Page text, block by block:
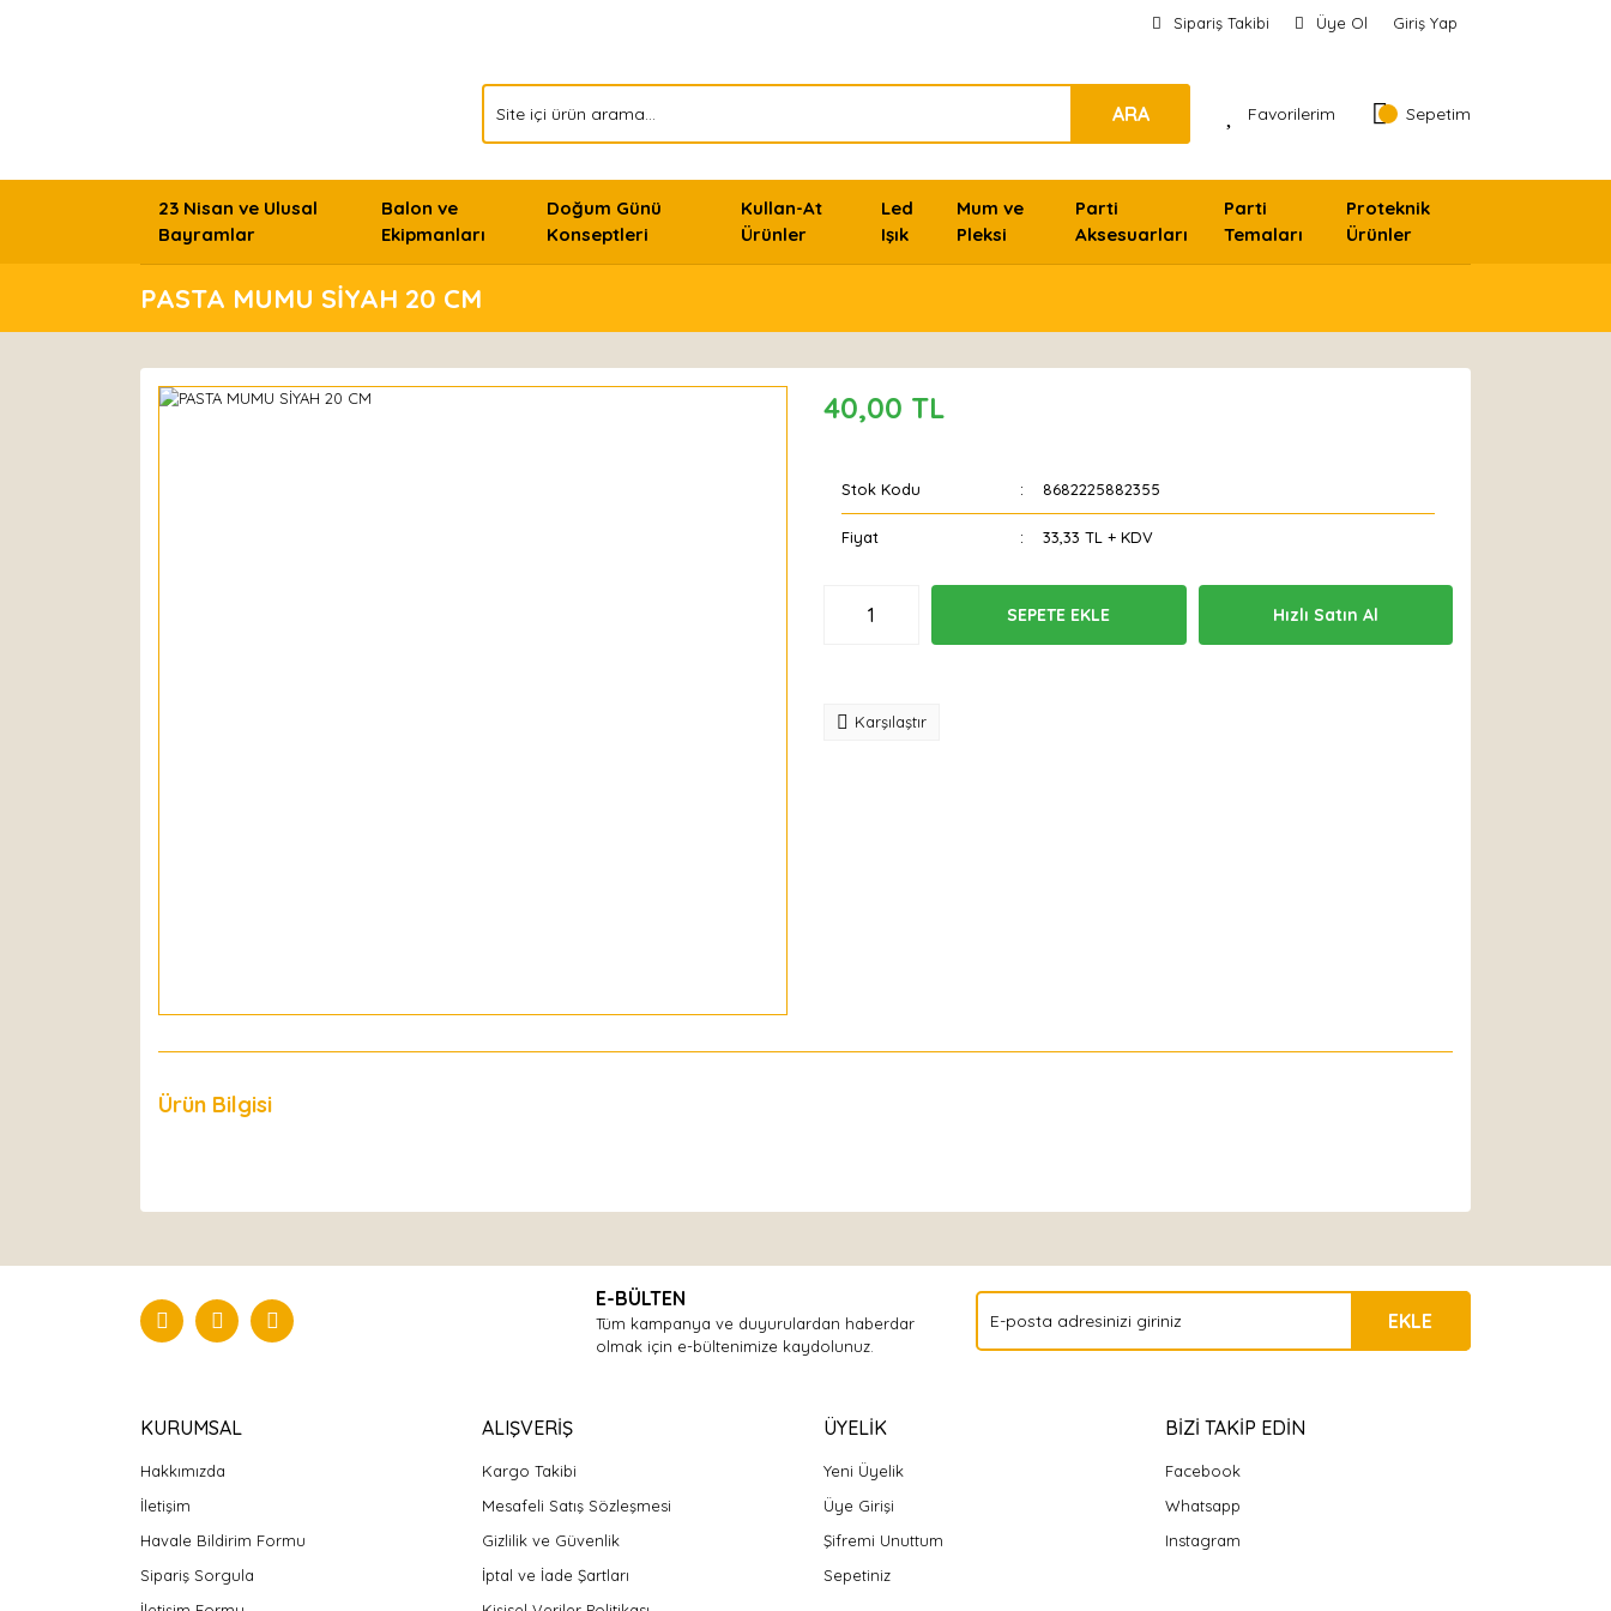
Sipariş Takibi Üye Ol Giriş Yap
ARA Favorilerim Sepetim
23 Nisan ve Ulusal
Bayramlar
Balon ve
Ekipmanları
Doğum Günü
Konseptleri
Kullan-At
Ürünler
Led
Işık
Mum ve
Pleksi
Parti
Aksesuarları
Parti
Temaları
Proteknik
Ürünler
PASTA MUMU SİYAH 20 CM
40,00 TL
Stok Kodu 8682225882355
Fiyat 33,33 TL + KDV
SEPETE EKLE Hızlı Satın Al
Karşılaştır
Ürün Bilgisi
Yorum Yaz
E-BÜLTEN
Tüm kampanya ve duyurulardan haberdar
olmak için e-bültenimize kaydolunuz.
EKLE
KURUMSAL
Hakkımızda
İletişim
Havale Bildirim Formu
Sipariş Sorgula
ALIŞVERİŞ
Kargo Takibi
Mesafeli Satış Sözleşmesi
Gizlilik ve Güvenlik
İptal ve İade Şartları
ÜYELİK
Yeni Üyelik
Üye Girişi
Şifremi Unuttum
Sepetiniz
BİZİ TAKİP EDİN
Facebook
Whatsapp
Instagram